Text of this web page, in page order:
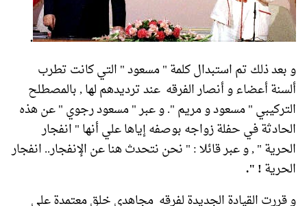
.
و بعد ذلك تم استبدال كلمة " مسعود " التي كانت تطرب
ألسنة أعضاء و أنصار الفرقه عند ترديدهم لها , بالمصطلح
التركيبي " مسعود و مريم ". و عبر " مسعود رجوي " عن هذه
الحادثة في حفلة زواجه بوصفه إياها علي أنها " انفجار
الحرية " , و عبر قائلا : " نحن نتحدث هنا عن الإنفجار.. انفجار
الحرية! ".
و قررت القيادة الجديدة لفرقه مجاهدي خلق معتمدة علي